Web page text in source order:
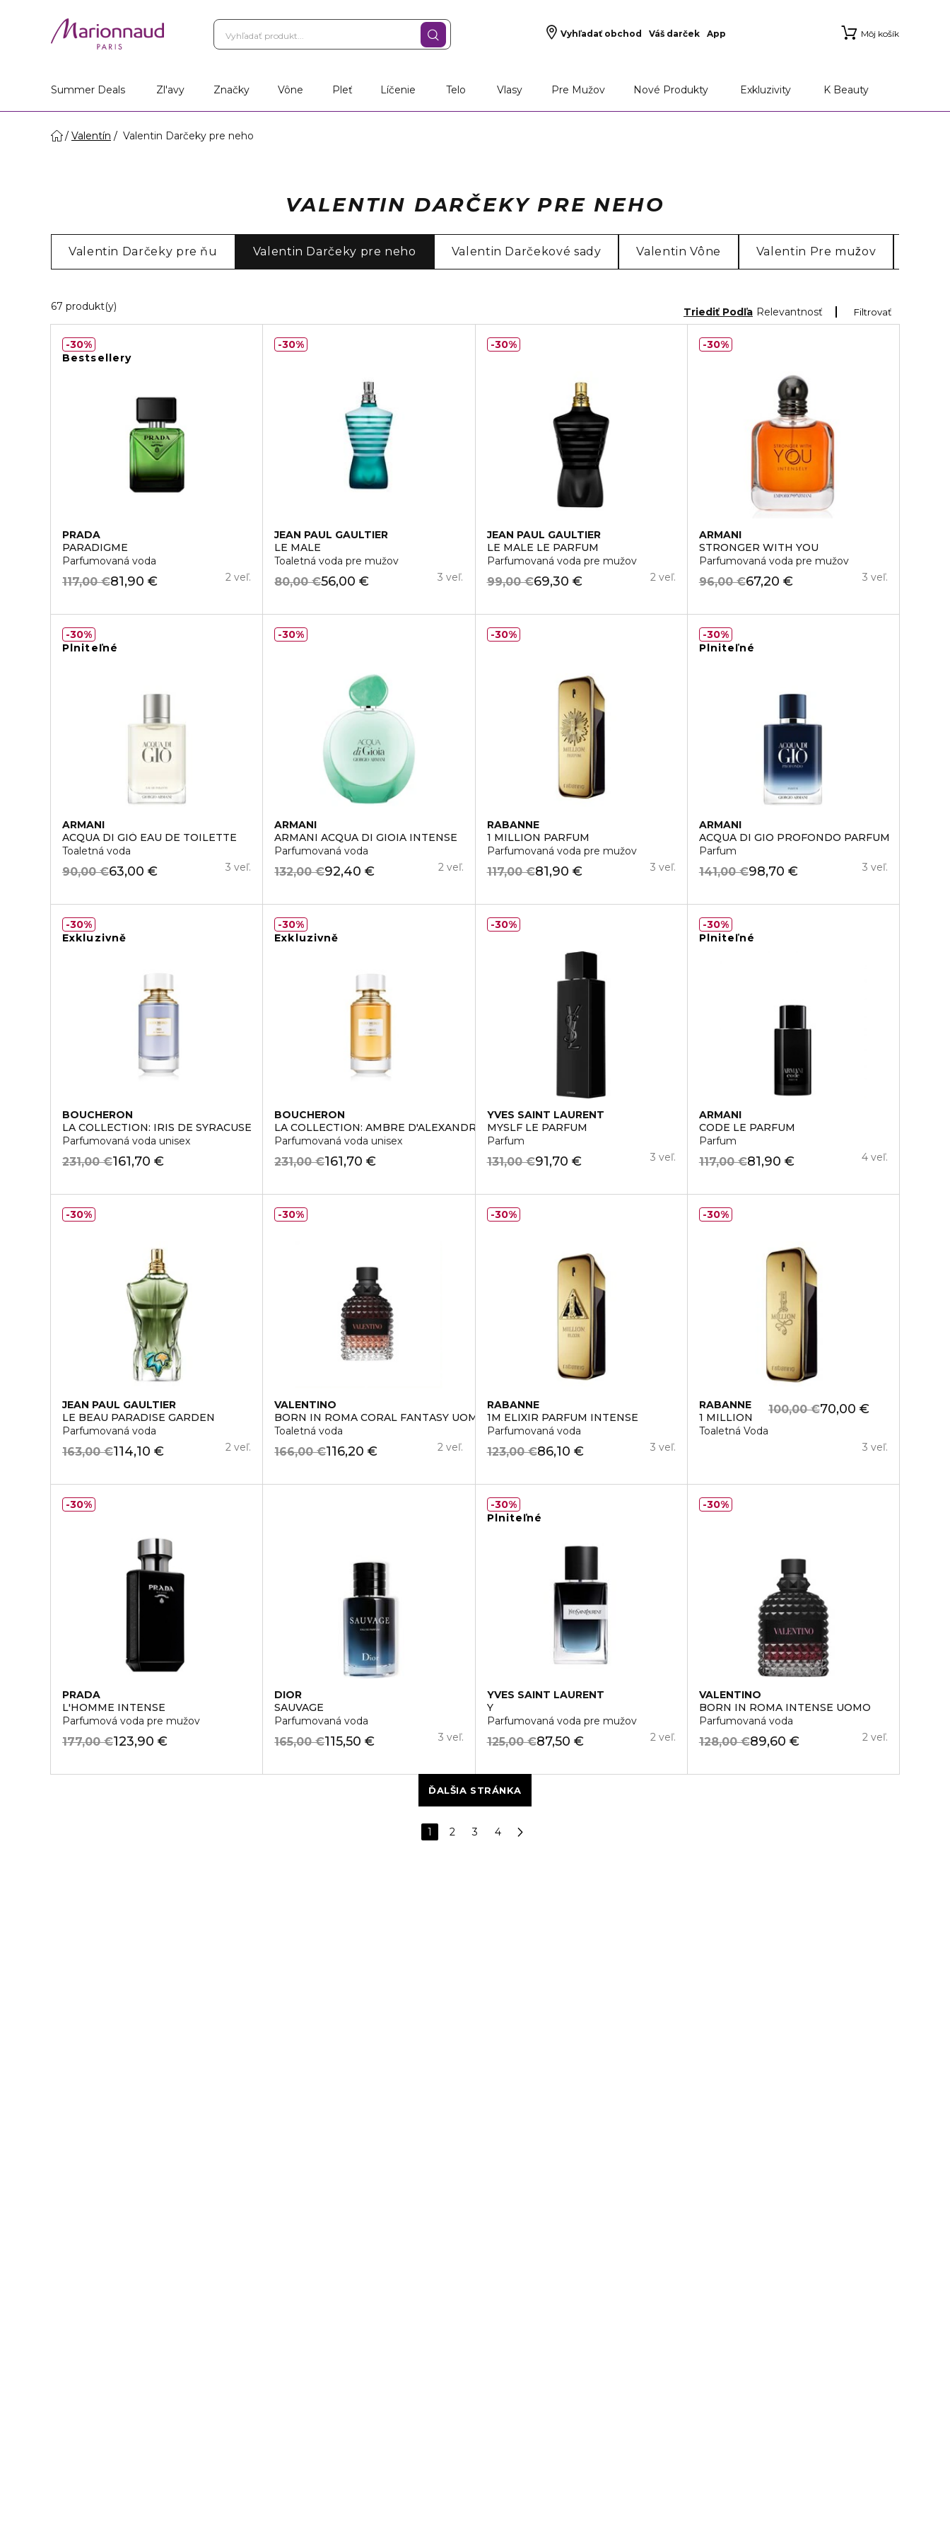
Vyhľadať obchod Váš darček App Môj košík
Summer Deals Zl'avy Značky Vône Pleť Líčenie Telo Vlasy Pre Mužov Nové Produkty Exkluzivity K Beauty
Valentín Valentin Darčeky pre neho
VALENTIN DARČEKY PRE NEHO
Valentin Darčeky pre ňu Valentin Darčeky pre neho Valentin Darčekové sady Valentin Vône Valentin Pre mužov
67 produkt(y) Filtrovať
Triediť Podľa Relevantnosť
Bestsellery
PRADA
PARADIGME
Parfumovaná voda
81,90 €
117,00 € 2 veľ.
30%
JEAN PAUL GAULTIER
LE MALE
Toaletná voda pre mužov
56,00 €
80,00 € 3 veľ.
30%
JEAN PAUL GAULTIER
LE MALE LE PARFUM
Parfumovaná voda pre mužov
69,30 €
99,00 € 2 veľ.
30%
ARMANI
STRONGER WITH YOU
Parfumovaná voda pre mužov
67,20 €
96,00 € 3 veľ.
30%
Plniteľné
ARMANI
ACQUA DI GIÒ EAU DE TOILETTE
Toaletná voda
63,00 €
90,00 € 3 veľ.
30%
ARMANI
ARMANI ACQUA DI GIOIA INTENSE
Parfumovaná voda
92,40 €
132,00 € 2 veľ.
30%
RABANNE
1 MILLION PARFUM
Parfumovaná voda pre mužov
81,90 €
117,00 € 3 veľ.
30%
Plniteľné
ARMANI
ACQUA DI GIO PROFONDO PARFUM
Parfum
98,70 €
141,00 € 3 veľ.
30%
Exkluzivně
BOUCHERON
LA COLLECTION: IRIS DE SYRACUSE
Parfumovaná voda unisex
161,70 €
231,00 €
30%
Exkluzivně
BOUCHERON
LA COLLECTION: AMBRE D'ALEXANDRIE
Parfumovaná voda unisex
161,70 €
231,00 €
30%
YVES SAINT LAURENT
MYSLF LE PARFUM
Parfum
91,70 €
131,00 € 3 veľ.
30%
Plniteľné
ARMANI
CODE LE PARFUM
Parfum
81,90 €
117,00 € 4 veľ.
30%
JEAN PAUL GAULTIER
LE BEAU PARADISE GARDEN
Parfumovaná voda
114,10 €
163,00 € 2 veľ.
30%
VALENTINO
BORN IN ROMA CORAL FANTASY UOMO
Toaletná voda
116,20 €
166,00 € 2 veľ.
30%
RABANNE
1M ELIXIR PARFUM INTENSE
Parfumovaná voda
86,10 €
123,00 € 3 veľ.
30%
RABANNE
1 MILLION
Toaletná Voda
70,00 €
100,00 €
3 veľ.
30%
PRADA
L'HOMME INTENSE
Parfumová voda pre mužov
123,90 €
177,00 €
30%
DIOR
SAUVAGE
Parfumovaná voda
115,50 €
165,00 € 3 veľ.
Plniteľné
YVES SAINT LAURENT
Y
Parfumovaná voda pre mužov
87,50 €
125,00 € 2 veľ.
30%
VALENTINO
BORN IN ROMA INTENSE UOMO
Parfumovaná voda
89,60 €
128,00 € 2 veľ.
30%
ĎALŠIA STRÁNKA
1 2 3 4